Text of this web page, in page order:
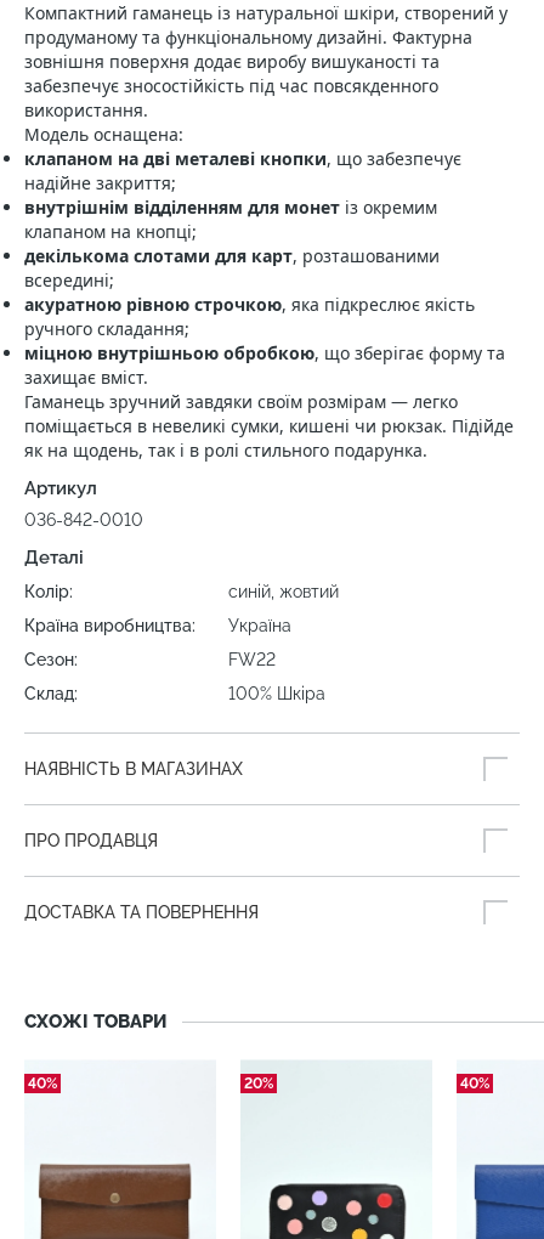
Компактний гаманець із натуральної шкіри, створений у
продуманому та функціональному дизайні. Фактурна
зовнішня поверхня додає виробу вишуканості та
забезпечує зносостійкість під час повсякденного
використання.
Модель оснащена:
клапаном на дві металеві кнопки, що забезпечує
надійне закриття;
внутрішнім відділенням для монет із окремим
клапаном на кнопці;
декількома слотами для карт, розташованими
всередині;
акуратною рівною строчкою, яка підкреслює якість
ручного складання;
міцною внутрішньою обробкою, що зберігає форму та
захищає вміст.
Гаманець зручний завдяки своїм розмірам — легко
поміщається в невеликі сумки, кишені чи рюкзак. Підійде
як на щодень, так і в ролі стильного подарунка.
Артикул
036-842-0010
Деталі
Колір:
синій, жовтий
Країна виробництва:
Україна
Сезон:
FW22
Склад:
100% Шкіра
НАЯВНІСТЬ В МАГАЗИНАХ
ПРО ПРОДАВЦЯ
ДОСТАВКА ТА ПОВЕРНЕННЯ
СХОЖІ ТОВАРИ
40% 20% 40%